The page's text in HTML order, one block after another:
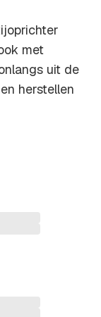
met
uit de
herstellen